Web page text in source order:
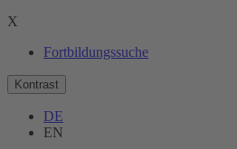
X
Fortbildungssuche
Kontrast
DE
EN